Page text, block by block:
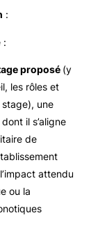
:
:
proposé (y
les rôles et
une
il s’aligne
de
attendu
ou la